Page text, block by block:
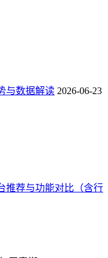
与数据解读 2026-06-23
推荐与功能对比（含行